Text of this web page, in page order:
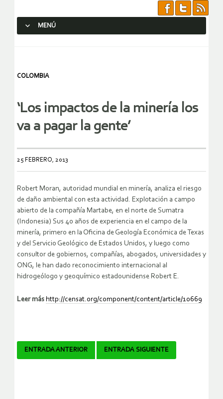
MENÚ
COLOMBIA
‘Los impactos de la minería los
va a pagar la gente’
25 FEBRERO, 2013
Robert Moran, autoridad mundial en minería, analiza el riesgo
de daño ambiental con esta actividad. Explotación a campo
abierto de la compañía Martabe, en el norte de Sumatra
(Indonesia) Sus 40 años de experiencia en el campo de la
minería, primero en la Oficina de Geología Económica de Texas
y del Servicio Geológico de Estados Unidos, y luego como
consultor de gobiernos, compañías, abogados, universidades y
ONG, le han dado reconocimiento internacional al
hidrogeólogo y geoquímico estadounidense Robert E.
Leer más http://censat.org/component/content/article/10669
Navegador
ENTRADA ANTERIOR ENTRADA SIGUIENTE